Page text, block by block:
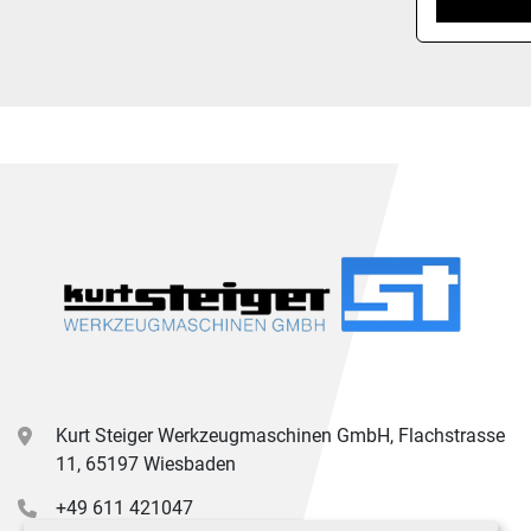
Kurt Steiger Werkzeugmaschinen GmbH, Flachstrasse
11, 65197 Wiesbaden
+49 611 421047